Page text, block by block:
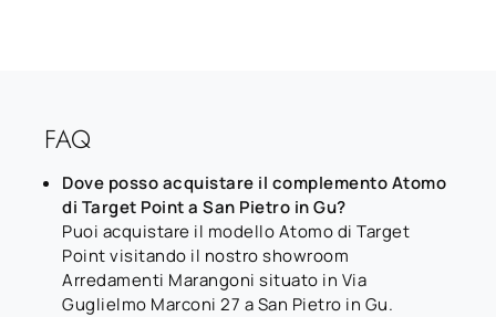
FAQ
Dove posso acquistare il complemento Atomo
di Target Point a San Pietro in Gu?
Puoi acquistare il modello Atomo di Target
Point visitando il nostro showroom
Arredamenti Marangoni situato in Via
Guglielmo Marconi 27 a San Pietro in Gu.